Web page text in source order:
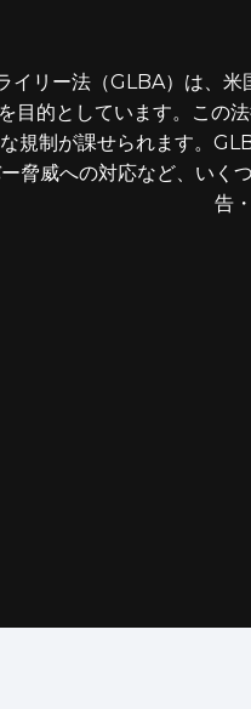
イリー法（GLBA）は、
目的としています。この
規制が課せられます。
脅威への対応など、いく
告